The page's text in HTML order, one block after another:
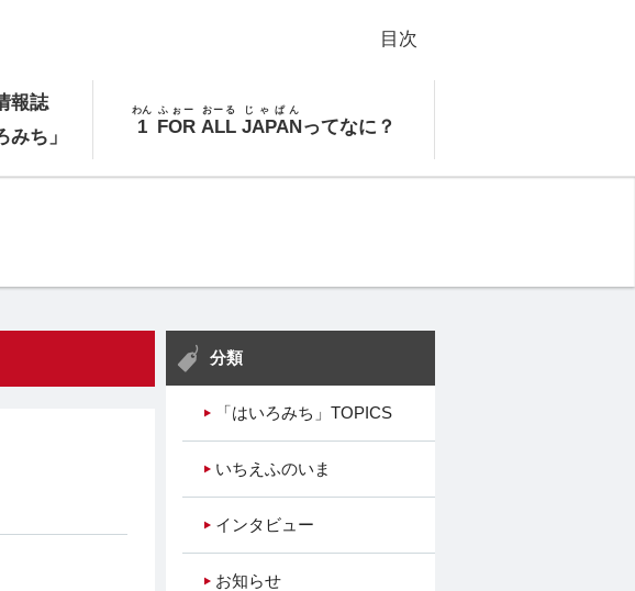
報誌
みち」
1
わん
FOR
ふぉー
ALL
おーる
JAPAN
じゃぱん
ってなに？
目次
分類
「はいろみち」TOPICS
いちえふのいま
インタビュー
お知らせ